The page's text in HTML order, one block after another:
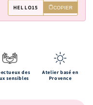
HELLO15 COPIER
des
sensibles
Atelier basé en
Provence